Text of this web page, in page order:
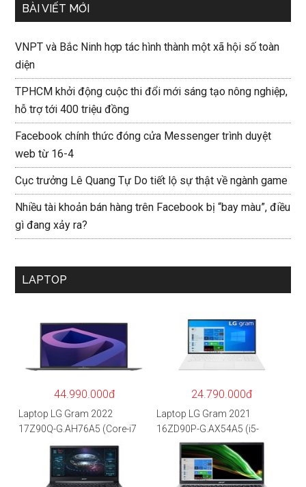
BÀI VIẾT MỚI
VNPT và Bắc Ninh hợp tác hình thành một xã hội số toàn
diện
TPHCM khởi động cuộc thi đổi mới sáng tạo nông nghiệp,
hỗ trợ tới 400 triệu đồng
Facebook chính thức đóng cửa Messenger trình duyệt
web từ 16-4
Cục trưởng Lê Quang Tự Do tiết lộ sự thật về ngành game
Nhiều tài khoản bán hàng trên Facebook bị “bay màu”, điều
gì đang xảy ra?
LAPTOP
44.990.000đ
Laptop LG Gram 2022
17Z90Q-G.AH76A5 (Core-i7
1260P/16GB/512GB/17″
WQXGA/Win 11/Xám)
24.790.000đ
Laptop LG Gram 2021
16ZD90P-G.AX54A5 (i5-
1135G7/8GB RAM/512GB
SSD/16″WQXGA/Dos/Trắng)